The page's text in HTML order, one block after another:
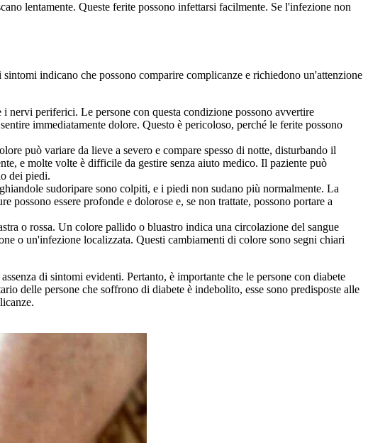
lentamente. Queste ferite possono infettarsi facilmente. Se l'infezione non
indicano che possono comparire complicanze e richiedono un'attenzione
nervi periferici. Le persone con questa condizione possono avvertire
immediatamente dolore. Questo è pericoloso, perché le ferite possono
può variare da lieve a severo e compare spesso di notte, disturbando il
e molte volte è difficile da gestire senza aiuto medico. Il paziente può
dei piedi.
sudoripare sono colpiti, e i piedi non sudano più normalmente. La
essere profonde e dolorose e, se non trattate, possono portare a
o rossa. Un colore pallido o bluastro indica una circolazione del sangue
o un'infezione localizzata. Questi cambiamenti di colore sono segni chiari
di sintomi evidenti. Pertanto, è importante che le persone con diabete
delle persone che soffrono di diabete è indebolito, esse sono predisposte alle